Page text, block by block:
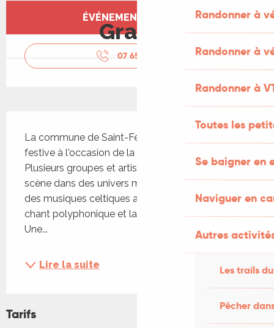
Randonner à
Randonner à
Randonner à
Toutes les
Se baigner en
Naviguer en
Autres
Les trails
Pêcher
Ouverture et coordonnées
ÉVÉNEMENT TERMINÉ
Gratuit
07 65 72 16
La commune de Saint-Félix accueille une journée
festive à l'occasion de la Fête de la musique.
Plusieurs groupes et artistes se succèdent sur
scène dans des univers musicaux variés, allant
des musiques celtiques au rock, en passant par le
chant polyphonique et la variété internationale.
Une...
Lire la suite
Tarifs